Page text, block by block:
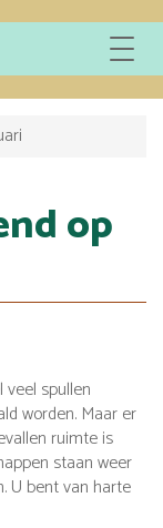
Toggle
op
spullen
worden. Maar er
ruimte is
staan weer
U bent van harte